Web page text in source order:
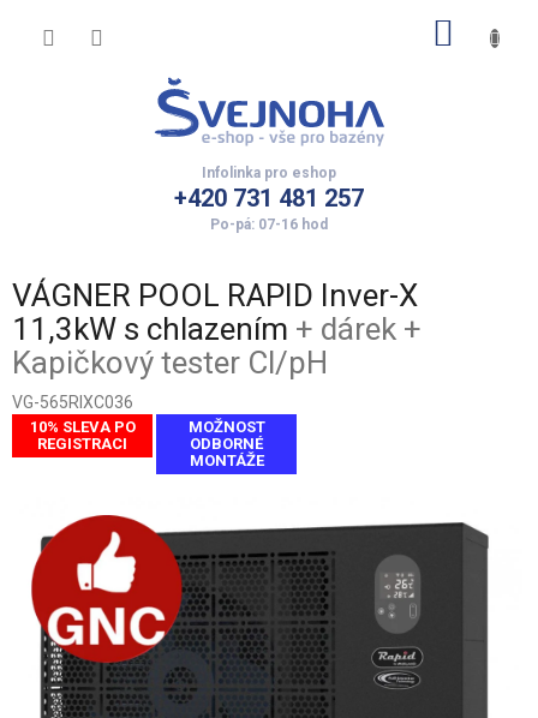
+420 731 481 257
VÁGNER POOL RAPID Inver-X
11,3kW s chlazením + dárek +
Kapičkový tester Cl/pH
VG-565RIXC036
10% SLEVA PO
REGISTRACI
MOŽNOST
ODBORNÉ
MONTÁŽE